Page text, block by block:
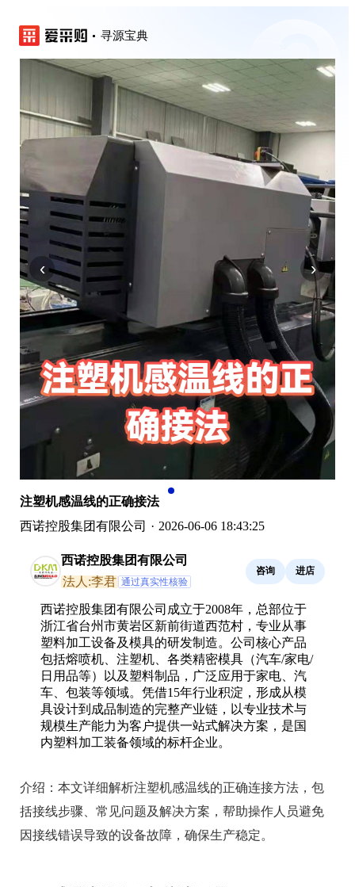
寻源宝典
‹ ›
注塑机感温线的正确接法
西诺控股集团有限公司 · 2026-06-06 18:43:25
西诺控股集团有限公司
法人:李君 通过真实性核验
咨询 进店
西诺控股集团有限公司成立于2008年，总部位于
浙江省台州市黄岩区新前街道西范村，专业从事
塑料加工设备及模具的研发制造。公司核心产品
包括熔喷机、注塑机、各类精密模具（汽车/家电/
日用品等）以及塑料制品，广泛应用于家电、汽
车、包装等领域。凭借15年行业积淀，形成从模
具设计到成品制造的完整产业链，以专业技术与
规模生产能力为客户提供一站式解决方案，是国
内塑料加工装备领域的标杆企业。
介绍： 本文详细解析注塑机感温线的正确连接方法，包
括接线步骤、常见问题及解决方案，帮助操作人员避免
因接线错误导致的设备故障，确保生产稳定。